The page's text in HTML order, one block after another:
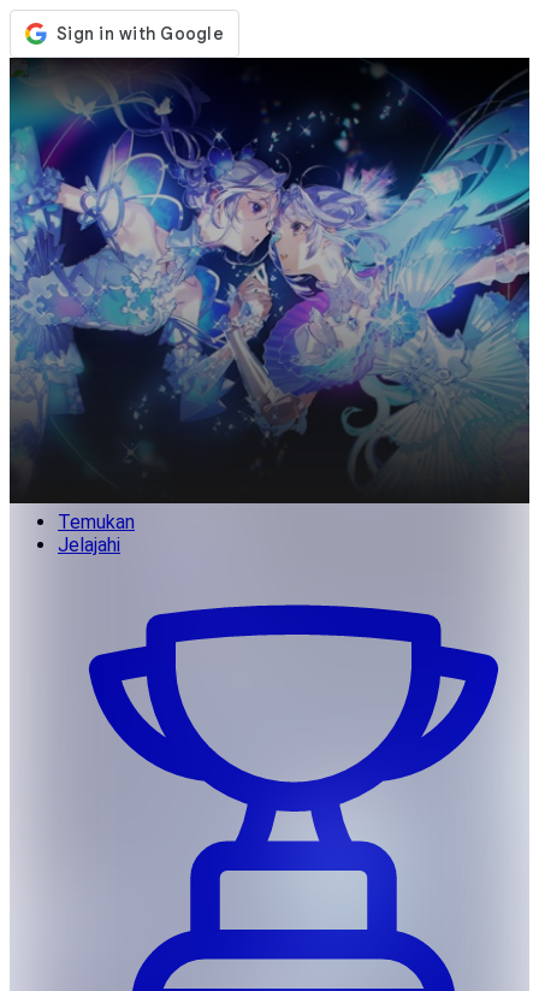
Toko
Acara
Pembaruan
Berita
Indonesia
Masuk / Daftar
Masuk
Temukan
Jelajahi